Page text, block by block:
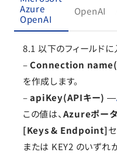
Azure
OpenAI
OpenAI
8.1 以下のフィールドに
–Connection name(
を作成します。
–apiKey(APIキー) ―
この値は、 Azureポー
[Keys & Endpoint]
または KEY2 のいずれ